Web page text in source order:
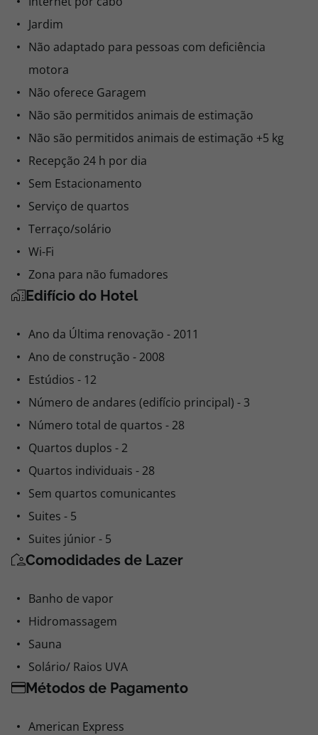
Jardim
Não adaptado para pessoas com deficiência
motora
Não oferece Garagem
Não são permitidos animais de estimação
Não são permitidos animais de estimação +5 kg
Recepção 24 h por dia
Sem Estacionamento
Serviço de quartos
Terraço/solário
Wi-Fi
Zona para não fumadores
Edifício do Hotel
Ano da Última renovação - 2011
Ano de construção - 2008
Estúdios - 12
Número de andares (edifício principal) - 3
Número total de quartos - 28
Quartos duplos - 2
Quartos individuais - 28
Sem quartos comunicantes
Suites - 5
Suites júnior - 5
Comodidades de Lazer
Banho de vapor
Hidromassagem
Sauna
Solário/ Raios UVA
Métodos de Pagamento
American Express